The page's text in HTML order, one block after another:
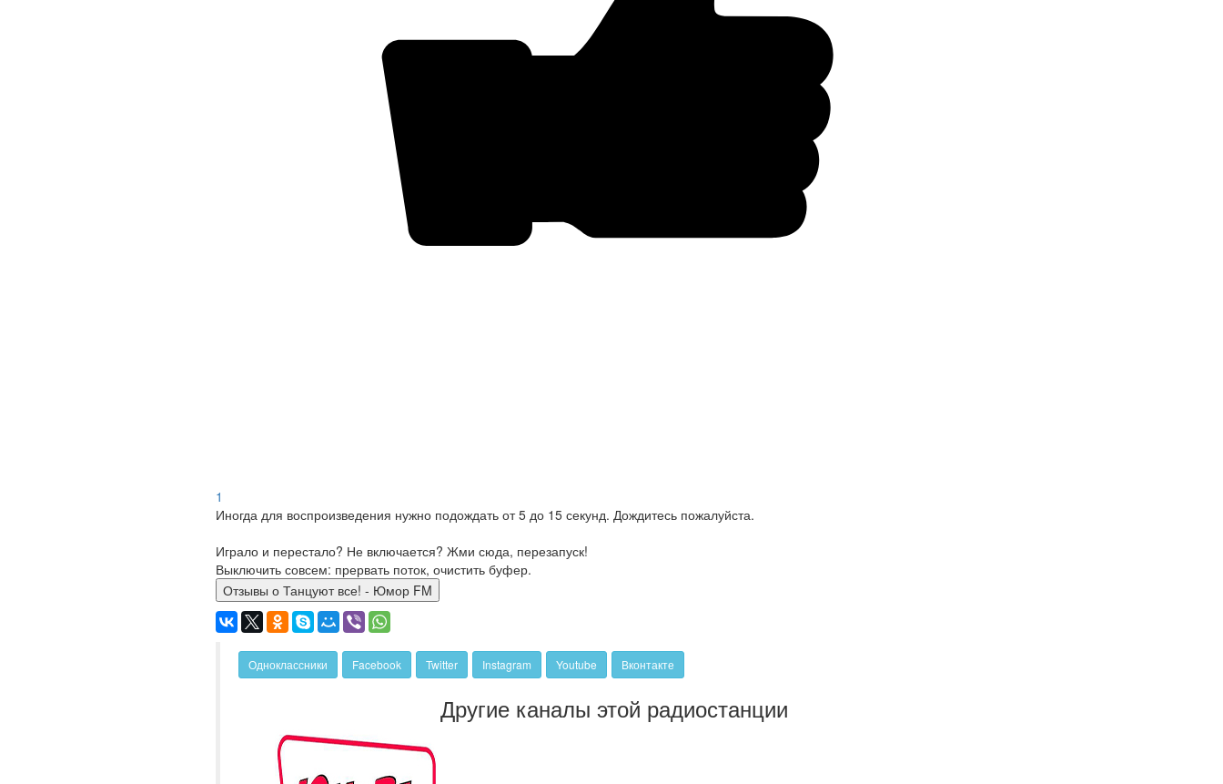
1
Иногда для воспроизведения нужно подождать от 5 до 15 секунд. Дождитесь пожалуйста.
Играло и перестало? Не включается? Жми сюда, перезапуск!
Выключить совсем: прервать поток, очистить буфер.
Отзывы о Танцуют все! - Юмор FM
Одноклассники Facebook Twitter Instagram Youtube Вконтакте
Другие каналы этой радиостанции